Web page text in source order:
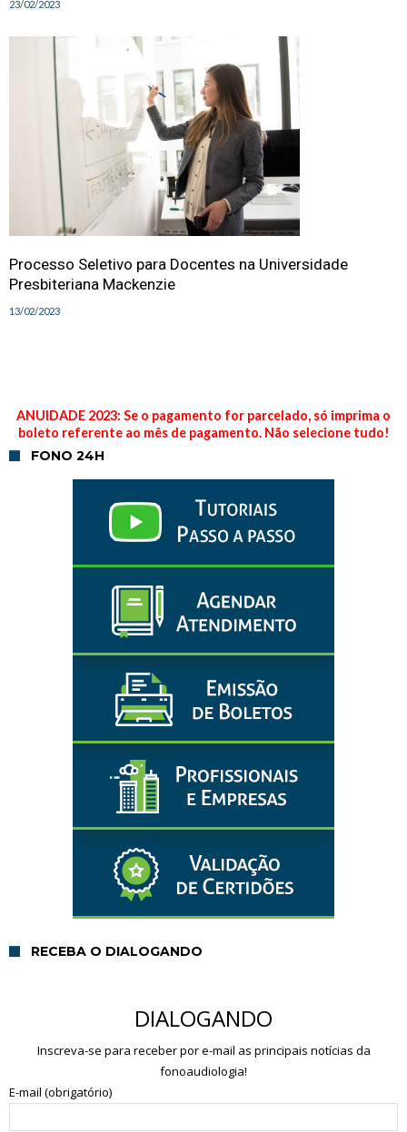
23/02/2023
Processo Seletivo para Docentes na Universidade
Presbiteriana Mackenzie
13/02/2023
ANUIDADE 2023: Se o pagamento for parcelado, só imprima o
boleto referente ao mês de pagamento. Não selecione tudo!
FONO 24H
RECEBA O DIALOGANDO
DIALOGANDO
Inscreva-se para receber por e-mail as principais notícias da
fonoaudiologia!
E-mail (obrigatório)